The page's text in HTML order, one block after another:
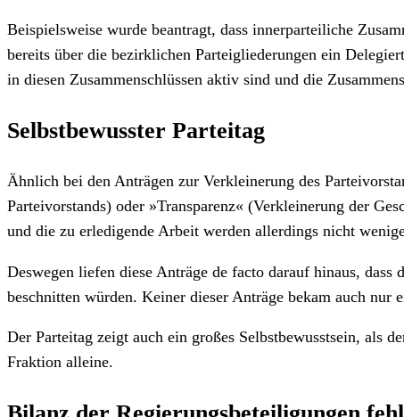
Beispielsweise wurde beantragt, dass innerparteiliche
bereits über die bezirklichen Parteigliederungen ein
in diesen Zusammenschlüssen aktiv sind und die
Selbstbewusster Parteitag
Ähnlich bei den Anträgen zur Verkleinerung des
Parteivorstands) oder »Transparenz« (Verkleinerung der
und die zu erledigende Arbeit werden allerdings nicht
Deswegen liefen diese Anträge de facto darauf hinaus,
beschnitten würden. Keiner dieser Anträge bekam auch
Der Parteitag zeigt auch ein großes Selbstbewusstsein, als
Fraktion alleine.